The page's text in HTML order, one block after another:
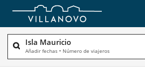
Isla Mauricio
Añadir fechas • Número de viajeros